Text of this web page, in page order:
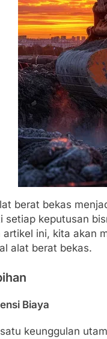
berat bekas
setiap keputusan
artikel ini, kita akan
alat berat bekas.
Biaya
keunggulan